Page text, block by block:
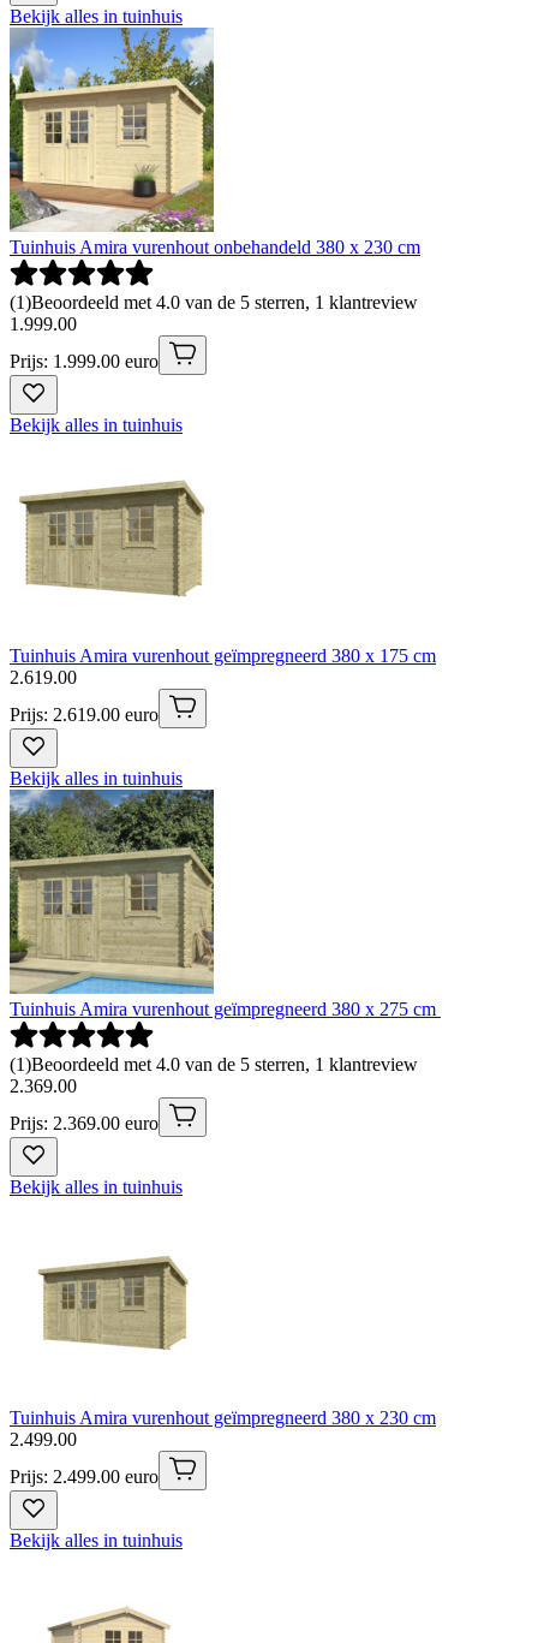
Bekijk alles in tuinhuis
Tuinhuis Amira vurenhout onbehandeld 380 x 230 cm
(1)Beoordeeld met 4.0 van de 5 sterren, 1 klantreview
1 .999.00
Prijs: 1.999.00 euro
Bekijk alles in tuinhuis
Tuinhuis Amira vurenhout geïmpregneerd 380 x 175 cm
2.619.00
Prijs: 2.619.00 euro
Bekijk alles in tuinhuis
Tuinhuis Amira vurenhout geïmpregneerd 380 x 275 cm
(1)Beoordeeld met 4.0 van de 5 sterren, 1 klantreview
2.369.00
Prijs: 2.369.00 euro
Bekijk alles in tuinhuis
Tuinhuis Amira vurenhout geïmpregneerd 380 x 230 cm
2.499.00
Prijs: 2.499.00 euro
Bekijk alles in tuinhuis